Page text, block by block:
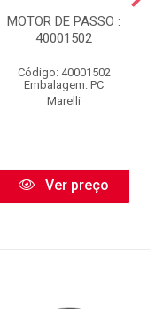
MOTOR DE PASSO :
40001502
Código: 40001502
Embalagem: PC
Marelli
Ver preço